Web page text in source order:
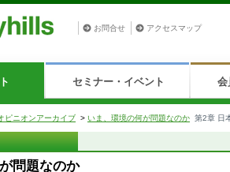
お問合せ アクセスマップ
セミナー・イベント 会
ピニオンアーカイブ > いま、環境の何が問題なのか 第2章 日
問題なのか